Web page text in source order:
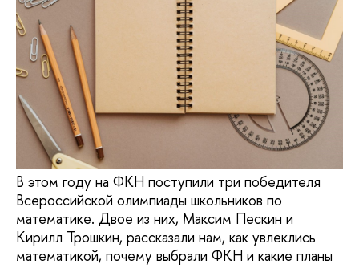
В этом году на ФКН поступили три победителя
Всероссийской олимпиады школьников по
математике. Двое из них, Максим Пескин и
Кирилл Трошкин, рассказали нам, как увлеклись
математикой, почему выбрали ФКН и какие планы